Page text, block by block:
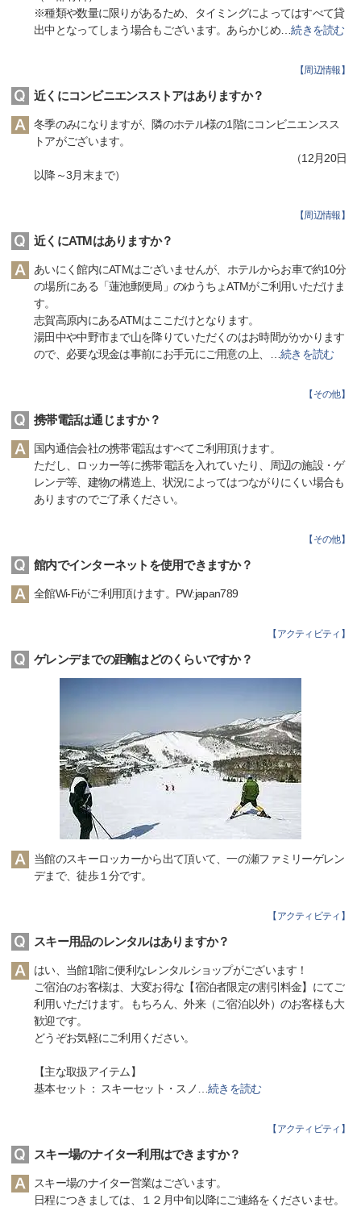
※種類や数量に限りがあるため、タイミングによってはすべて貸
出中となってしまう場合もございます。あらかじめ…続きを読む
【周辺情報 】
近くにコンビニエンスストアはありますか？
冬季のみになりますが、隣のホテル様の1階にコンビニエンスス
トアがございます。
（12月20日
以降～3月末まで）
【周辺情報 】
近くにATMはありますか？
あいにく館内にATMはございませんが、ホテルからお車で約10分
の場所にある「蓮池郵便局」のゆうちょATMがご利用いただけま
す。
志賀高原内にあるATMはここだけとなります。
湯田中や中野市まで山を降りていただくのはお時間がかかります
ので、必要な現金は事前にお手元にご用意の上、
続きを読む
【 その他】
携帯電話は通じますか？
国内通信会社の携帯電話はすべてご利用頂けます。
ただし、ロッカー等に携帯電話を入れていたり、周辺の施設・ゲ
レンデ等、建物の構造上、状況によってはつながりにくい場合も
ありますのでご了承ください。
【 その他】
館内でインターネットを使用できますか？
全館Wi-Fiがご利用頂けます。PW:japan789
【 アクティビティ 】
ゲレンデまでの距離はどのくらいですか？
当館のスキーロッカーから出て頂いて、一の瀬ファミリーゲレン
デまで、徒歩１分です。
【 アクティビティ 】
スキー用品のレンタルはありますか？
はい、当館1階に便利なレンタルショップがございます！
ご宿泊のお客様は、大変お得な【宿泊者限定の割引料金】にてご
利用いただけます。もちろん、外来（ご宿泊以外）のお客様も大
歓迎です。
どうぞお気軽にご利用ください。
【主な取扱アイテム】
基本セット： スキーセット・スノ
…続きを読む
【 アクティビティ 】
スキー場のナイター利用はできますか？
スキー場のナイター営業はございます。
日程につきましては、１２月中旬以降にご連絡をくださいませ。